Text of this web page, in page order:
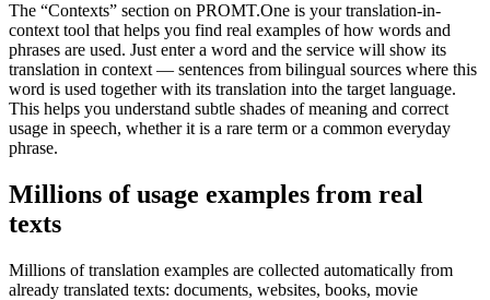
The “Contexts” section on PROMT.One is your translation-in-
context tool that helps you find real examples of how words and
phrases are used. Just enter a word and the service will show its
translation in context — sentences from bilingual sources where this
word is used together with its translation into the target language.
This helps you understand subtle shades of meaning and correct
usage in speech, whether it is a rare term or a common everyday
phrase.
Millions of usage examples from real
texts
Millions of translation examples are collected automatically from
already translated texts: documents, websites, books, movie